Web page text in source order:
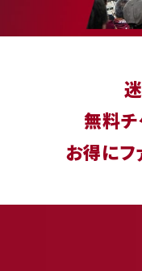
無料チ
お得にフ